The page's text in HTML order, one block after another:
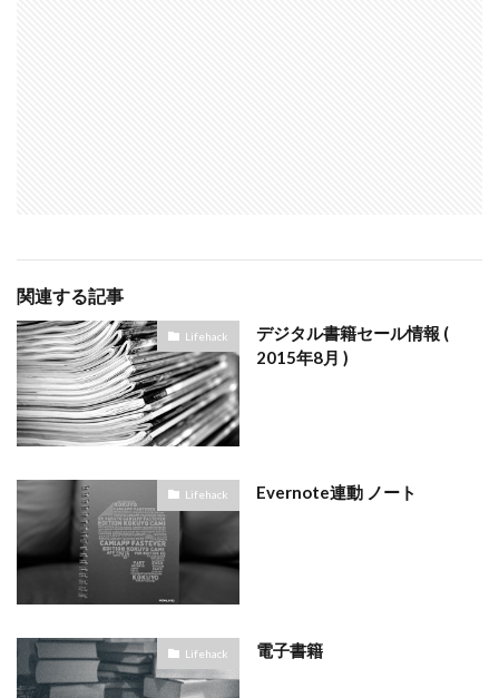
関連する記事
Lifehack
デジタル書籍セール情報 (
2015年8月 )
Lifehack Evernote連動 ノート
Lifehack 電子書籍